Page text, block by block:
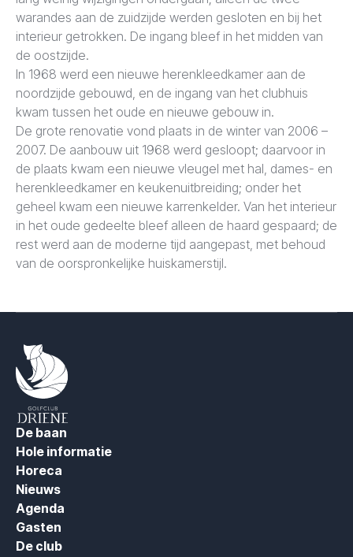
warandes aan de zuidzijde werden gesloten en bij het
interieur getrokken. De ingang bleef in het midden van
de oostzijde.
In 1968 werd een nieuwe herenkleedkamer aan de
noordzijde gebouwd, en de ingang van het clubhuis
kwam tussen het oude en nieuwe gebouw in.
De grote renovatie vond plaats in de winter van 2006 –
2007. De aanbouw uit 1968 werd gesloopt; daarvoor in
de plaats kwam een nieuwe vleugel met hal, dames- en
herenkleedkamer en keukenuitbreiding; onder het
geheel kwam een nieuwe karrenkelder. Van het interieur
in het oude gedeelte bleef alleen de haard gespaard; de
rest werd aan de moderne tijd aangepast, met behoud
van de oorspronkelijke huiskamerstijl.
De baan
Hole informatie
Horeca
Nieuws
Agenda
Gasten
De club